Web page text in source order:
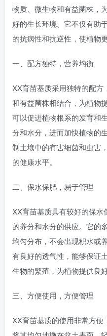
物质、微生物和有益菌株，
好的生长环境。它不仅有助
的抗病性和抗逆性，使植物
一、配方独特，营养均衡
XX育苗基质采用独特的配
和有益菌株相结合，为植物
可以促进植物根系的发育和
分和水分，进而加快植物的
制土壤中的有害细菌和虫害
的健康水平。
二、保水保肥，易于管理
XX育苗基质具有较好的保水
的养分和水分的供应。它的
均匀分布，不会出现积水或
有良好的透气性，能够保证
生物的繁殖，为植物提供良
三、方便使用，方便管理
XX育苗基质的使用非常方